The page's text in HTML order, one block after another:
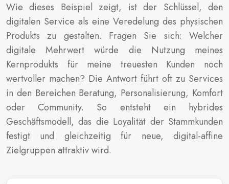
Wie dieses Beispiel zeigt, ist der Schlüssel, den
digitalen Service als eine Veredelung des physischen
Produkts zu gestalten. Fragen Sie sich: Welcher
digitale Mehrwert würde die Nutzung meines
Kernprodukts für meine treuesten Kunden noch
wertvoller machen? Die Antwort führt oft zu Services
in den Bereichen Beratung, Personalisierung, Komfort
oder Community. So entsteht ein hybrides
Geschäftsmodell, das die Loyalität der Stammkunden
festigt und gleichzeitig für neue, digital-affine
Zielgruppen attraktiv wird.